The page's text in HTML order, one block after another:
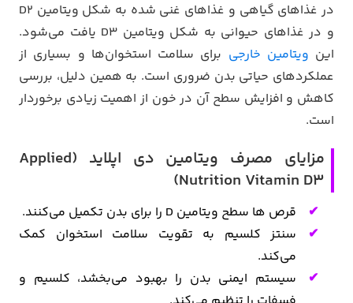
در غذاهای گیاهی و غذاهای غنی شده به شکل ویتامین D2
و در غذاهای حیوانی به شکل ویتامین D3 یافت می‌شود.
این ویتامین خارجی برای سلامت استخوان‌ها و بسیاری از
عملکردهای حیاتی بدن ضروری است. به همین دلیل، بررسی
کاهش و افزایش سطح آن در خون از اهمیت زیادی برخوردار
است.
مزایای مصرف ویتامین دی اپلاید (Applied
Nutrition Vitamin D3)
قرص ها سطح ویتامین D را برای بدن تکمیل می‌کنند.
سنتز کلسیم به تقویت سلامت استخوان کمک
می‌کند.
سیستم ایمنی بدن را بهبود می‌بخشد، کلسیم و